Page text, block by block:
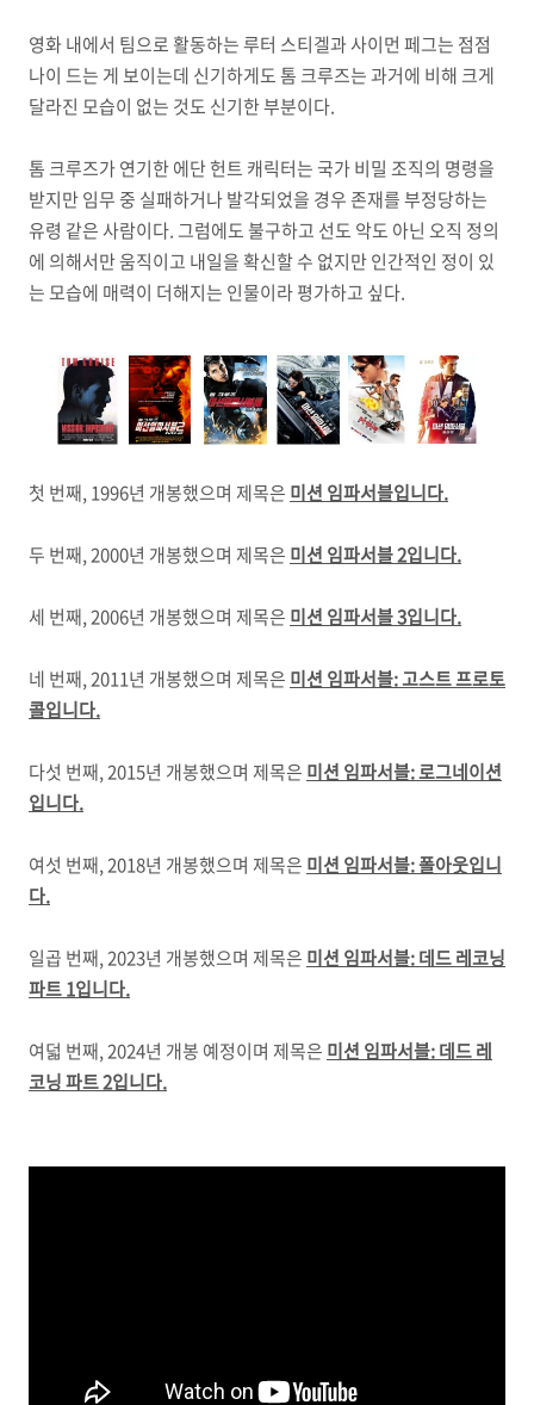
영화 내에서 팀으로 활동하는 루터 스티겔과 사이먼 페그는 점점
나이 드는 게 보이는데 신기하게도 톰 크루즈는 과거에 비해 크게
달라진 모습이 없는 것도 신기한 부분이다.
톰 크루즈가 연기한 에단 헌트 캐릭터는 국가 비밀 조직의 명령을
받지만 임무 중 실패하거나 발각되었을 경우 존재를 부정당하는
유령 같은 사람이다. 그럼에도 불구하고 선도 악도 아닌 오직 정의
에 의해서만 움직이고 내일을 확신할 수 없지만 인간적인 정이 있
는 모습에 매력이 더해지는 인물이라 평가하고 싶다.
첫 번째, 1996년 개봉했으며 제목은 미션 임파서블입니다.
두 번째, 2000년 개봉했으며 제목은 미션 임파서블 2입니다.
세 번째, 2006년 개봉했으며 제목은 미션 임파서블 3입니다.
네 번째, 2011년 개봉했으며 제목은 미션 임파서블: 고스트 프로토
콜입니다.
다섯 번째, 2015년 개봉했으며 제목은 미션 임파서블: 로그네이션
입니다.
여섯 번째, 2018년 개봉했으며 제목은 미션 임파서블: 폴아웃입니
다.
일곱 번째, 2023년 개봉했으며 제목은 미션 임파서블: 데드 레코닝
파트 1입니다.
여덟 번째, 2024년 개봉 예정이며 제목은 미션 임파서블: 데드 레
코닝 파트 2입니다.